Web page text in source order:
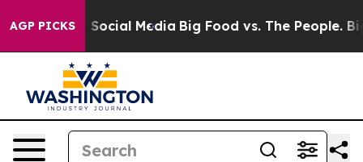
AGP PICKSon Social Media Big Food vs. The People. Big